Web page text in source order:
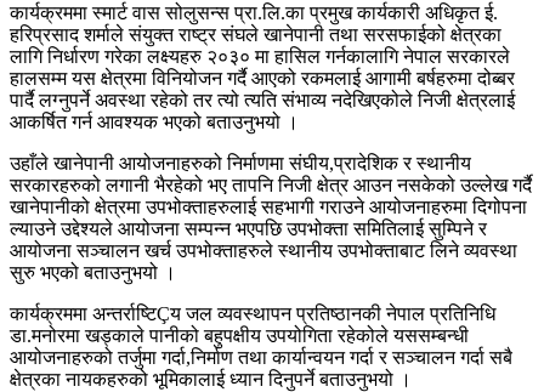
कार्यक्रममा स्मार्ट वास सोलुसन्स प्रा.लि.का प्रमुख कार्यकारी अधिकृत ई.
हरिप्रसाद शर्माले संयुक्त राष्ट्र संघले खानेपानी तथा सरसफाईको क्षेत्रका
लागि निर्धारण गरेका लक्ष्यहरु २०३० मा हासिल गर्नकालागि नेपाल सरकारले
हालसम्म यस क्षेत्रमा विनियोजन गर्दै आएको रकमलाई आगामी बर्षहरुमा दोब्बर
पार्दै लग्नुपर्ने अवस्था रहेको तर त्यो त्यति संभाव्य नदेखिएकोले निजी क्षेत्रलाई
आकर्षित गर्न आवश्यक भएको बताउनुभयो ।
उहाँले खानेपानी आयोजनाहरुको निर्माणमा संघीय,प्रादेशिक र स्थानीय
सरकारहरुको लगानी भैरहेको भए तापनि निजी क्षेत्र आउन नसकेको उल्लेख गर्दै
खानेपानीको क्षेत्रमा उपभोक्ताहरुलाई सहभागी गराउने आयोजनाहरुमा दिगोपना
ल्याउने उद्देश्यले आयोजना सम्पन्न भएपछि उपभोक्ता समितिलाई सुम्पिने र
आयोजना सञ्चालन खर्च उपभोक्ताहरुले स्थानीय उपभोक्ताबाट लिने व्यवस्था
सुरु भएको बताउनुभयो ।
कार्यक्रममा अन्तर्राष्टिÇय जल व्यवस्थापन प्रतिष्ठानकी नेपाल प्रतिनिधि
डा.मनोरमा खड्काले पानीको बहुपक्षीय उपयोगिता रहेकोले यससम्बन्धी
आयोजनाहरुको तर्जुमा गर्दा,निर्माण तथा कार्यान्वयन गर्दा र सञ्चालन गर्दा सबै
क्षेत्रका नायकहरुको भूमिकालाई ध्यान दिनुपर्ने बताउनुभयो ।